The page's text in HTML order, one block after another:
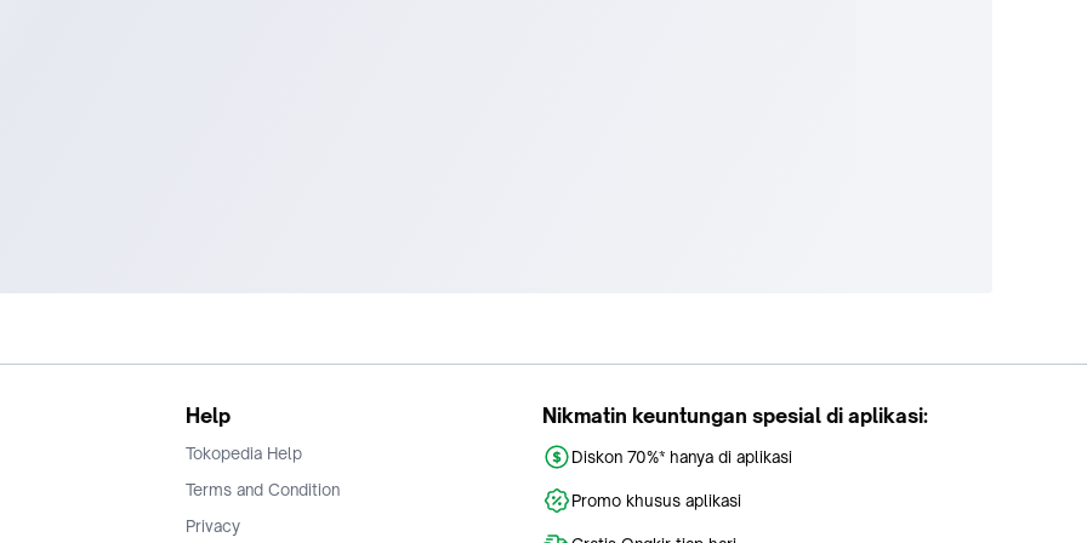
Help
Tokopedia Help
Terms and Condition
Privacy
Nikmatin keuntungan spesial di aplikasi:
Diskon 70%* hanya di aplikasi
Promo khusus aplikasi